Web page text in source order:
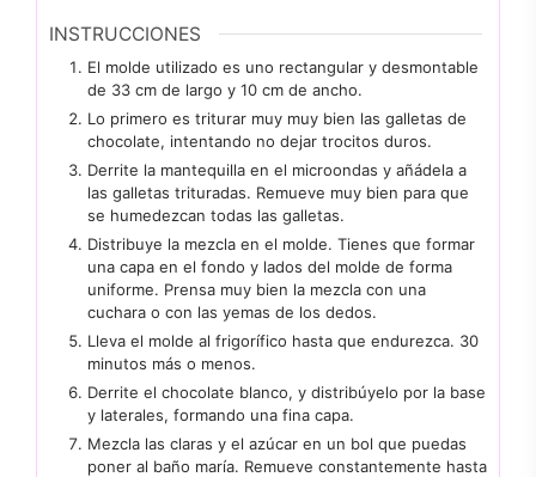
INSTRUCCIONES
El molde utilizado es uno rectangular y desmontable
de 33 cm de largo y 10 cm de ancho.
Lo primero es triturar muy muy bien las galletas de
chocolate, intentando no dejar trocitos duros.
Derrite la mantequilla en el microondas y añádela a
las galletas trituradas. Remueve muy bien para que
se humedezcan todas las galletas.
Distribuye la mezcla en el molde. Tienes que formar
una capa en el fondo y lados del molde de forma
uniforme. Prensa muy bien la mezcla con una
cuchara o con las yemas de los dedos.
Lleva el molde al frigorífico hasta que endurezca. 30
minutos más o menos.
Derrite el chocolate blanco, y distribúyelo por la base
y laterales, formando una fina capa.
Mezcla las claras y el azúcar en un bol que puedas
poner al baño maría. Remueve constantemente hasta